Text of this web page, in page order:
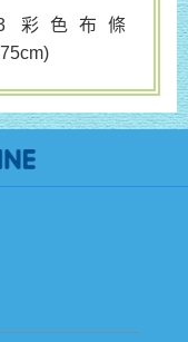
3 彩色布條